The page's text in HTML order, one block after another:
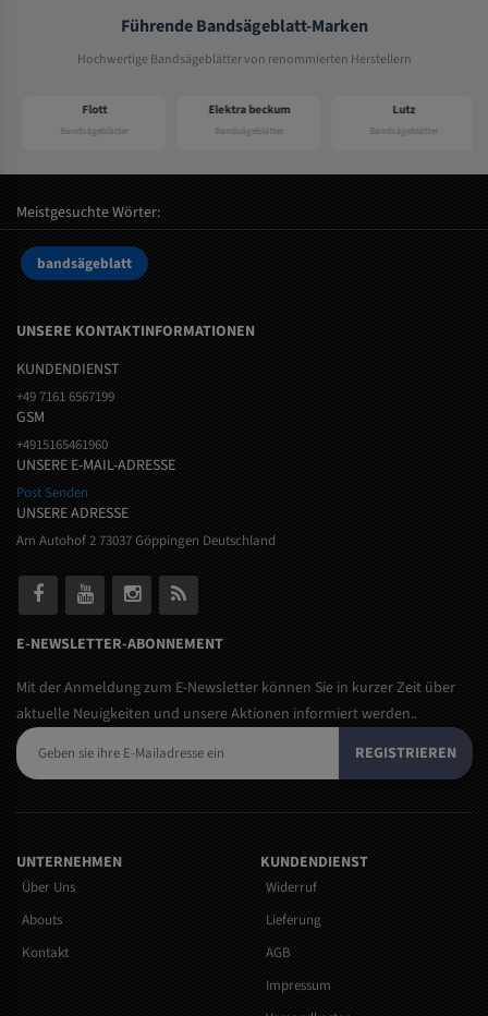
Führende Bandsägeblatt-Marken
Hochwertige Bandsägeblätter von renommierten Herstellern
Flott
Bandsägeblätter
Elektra beckum
Bandsägeblätter
Lutz
Bandsägeblätter
Meistgesuchte Wörter:
bandsägeblatt
UNSERE KONTAKTINFORMATIONEN
KUNDENDIENST
+49 7161 6567199
GSM
+4915165461960
UNSERE E-MAIL-ADRESSE
Post Senden
UNSERE ADRESSE
Am Autohof 2 73037 Göppingen Deutschland
E-NEWSLETTER-ABONNEMENT
Mit der Anmeldung zum E-Newsletter können Sie in kurzer Zeit über
aktuelle Neuigkeiten und unsere Aktionen informiert werden..
REGISTRIEREN
UNTERNEHMEN
Über Uns
Abouts
Kontakt
KUNDENDIENST
Widerruf
Lieferung
AGB
Impressum